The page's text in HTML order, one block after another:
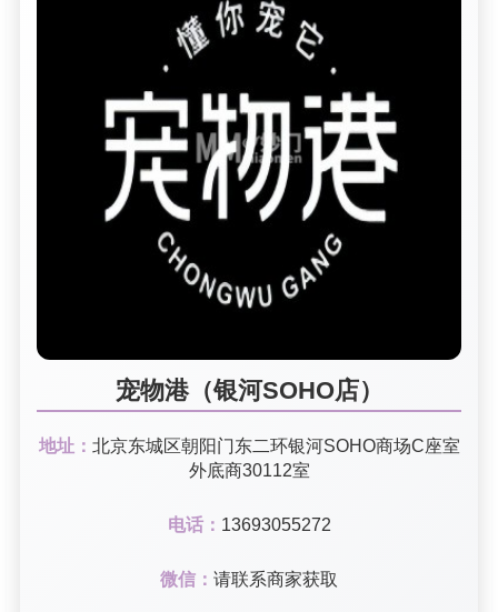
宠物港（银河SOHO店）
地址： 北京东城区朝阳门东二环银河SOHO商场C座室
外底商30112室
电话： 13693055272
微信： 请联系商家获取